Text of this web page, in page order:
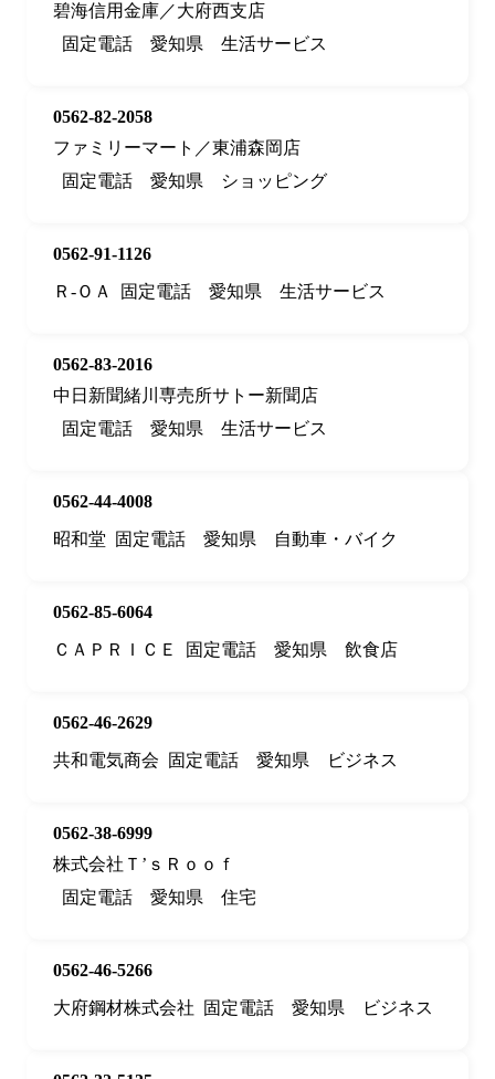
碧海信用金庫／大府西支店
固定電話
愛知県 生活サービス
0562-82-2058
ファミリーマート／東浦森岡店
固定電話
愛知県 ショッピング
0562-91-1126
Ｒ‐ＯＡ
固定電話 愛知県 生活サービス
0562-83-2016
中日新聞緒川専売所サトー新聞店
固定電話
愛知県 生活サービス
0562-44-4008
昭和堂
固定電話 愛知県 自動車・バイク
0562-85-6064
ＣＡＰＲＩＣＥ
固定電話 愛知県 飲食店
0562-46-2629
共和電気商会
固定電話 愛知県 ビジネス
0562-38-6999
株式会社Ｔ’ｓＲｏｏｆ
固定電話
愛知県 住宅
0562-46-5266
大府鋼材株式会社
固定電話 愛知県 ビジネス